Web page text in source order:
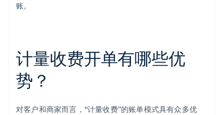
账。
计量收费开单有哪些优
势？
对客户和商家而言，“计量收费”的账单模式具有众多优